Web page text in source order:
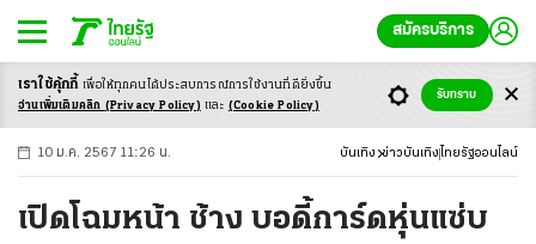
สมัครบริการ
-ก ก ก+
10 ม.ค. 2567 11:26 น. บันเทิง ข่าวบันเทิง ไทยรัฐออนไลน์
เปิดโฉมหน้า ช้าง บอดี้การ์ดหุ่นแซ่บ
เราใช้คุ้กกี้ เพื่อให้ทุกคนได้ประสบการณ์การใช้งานที่ดียิ่งขึ้น
อ่านเพิ่มเติมคลิก (Privacy Policy) และ (Cookie Policy)
รับทราบ